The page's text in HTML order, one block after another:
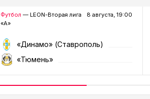
Футбол — LEON-Вторая лига
«А»
8 августа, 19:00
«Динамо» (Ставрополь)
«Тюмень»